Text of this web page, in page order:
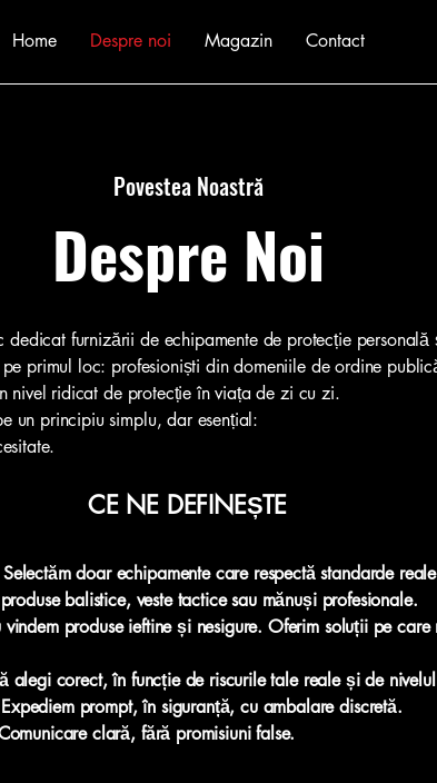
Home Despre noi Magazin Contact
Povestea Noastră
Despre Noi
dedicat furnizării de echipamente de protecție
primul loc: profesioniști din domeniile de ordine
nivel ridicat de protecție în viața de zi cu zi.
un principiu simplu, dar esențial:
CE NE DEFINEȘTE
doar echipamente care respectă standarde
balistice, veste tactice sau mănuși profesionale.
produse ieftine și nesigure. Oferim soluții pe
alegi corect, în funcție de riscurile tale reale și de
prompt, în siguranță, cu ambalare discretă.
clară, fără promisiuni false.